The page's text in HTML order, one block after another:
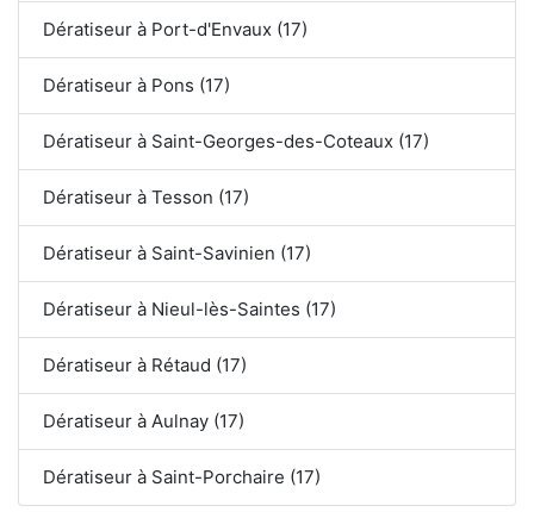
Dératiseur à Port-d'Envaux (17)
Dératiseur à Pons (17)
Dératiseur à Saint-Georges-des-Coteaux (17)
Dératiseur à Tesson (17)
Dératiseur à Saint-Savinien (17)
Dératiseur à Nieul-lès-Saintes (17)
Dératiseur à Rétaud (17)
Dératiseur à Aulnay (17)
Dératiseur à Saint-Porchaire (17)